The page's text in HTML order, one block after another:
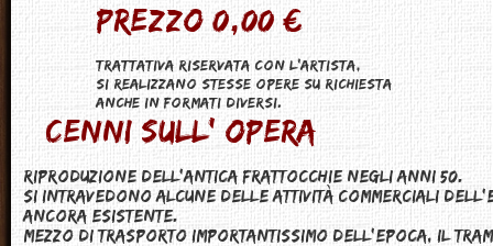
Prezzo 0,00 €
Trattativa riservata con l'artista,
Si realizzano stesse opere su richiesta
anche in formati diversi.
Cenni sull' opera
Riproduzione dell'antica Frattocchie negli Anni 50.
Si intravedono alcune delle attività commerciali
ancora esistente.
Mezzo di trasporto importantissimo dell'epoca, Il